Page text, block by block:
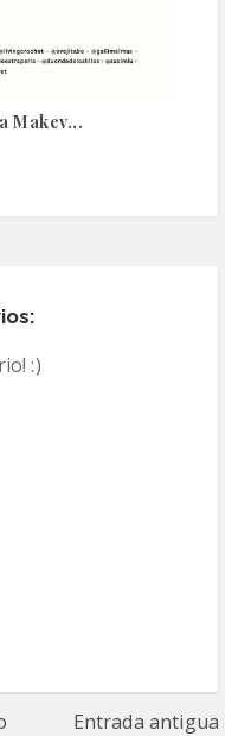
Makev...
:)
Entrada antigua